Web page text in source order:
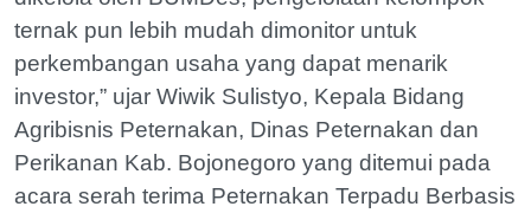
ternak pun lebih mudah dimonitor untuk
perkembangan usaha yang dapat menarik
investor,” ujar Wiwik Sulistyo, Kepala Bidang
Agribisnis Peternakan, Dinas Peternakan dan
Perikanan Kab. Bojonegoro yang ditemui pada
acara serah terima Peternakan Terpadu Berbasis